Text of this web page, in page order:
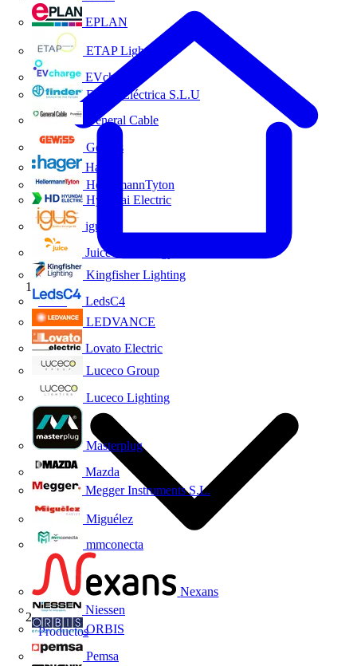
EPLAN
ETAP Lighting
EVcharge
Finder Eléctrica S.L.U
General Cable
Gewiss
Hager
HellermannTyton
Hyundai Electric
igus
Juice Technology
Kingfisher Lighting
LedsC4
LEDVANCE
Lovato Electric
Luceco Group
Luceco Lighting
Masterplug
Mazda
Megger Instruments S.L.
Miguélez
mmconecta
Nexans
Niessen
ORBIS
Pemsa
Inicio
Productos